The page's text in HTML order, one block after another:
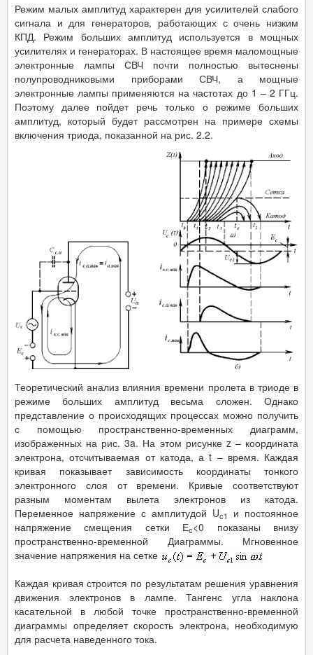
Режим малых амплитуд характерен для усилителей слабого
сигнала и для генераторов, работающих с очень низким
КПД. Режим больших амплитуд используется в мощных
усилителях и генераторах. В настоящее время маломощные
электронные лампы СВЧ почти полностью вытеснены
полупроводниковыми приборами СВЧ, а мощные
электронные лампы применяются на частотах до 1 – 2 ГГц.
Поэтому далее пойдет речь только о режиме больших
амплитуд, который будет рассмотрен на примере схемы
включения триода, показанной на рис. 2.2.
Теоретический анализ влияния времени пролета в триоде в
режиме больших амплитуд весьма сложен. Однако
представление о происходящих процессах можно получить
с помощью пространственно-временных диаграмм,
изображенных на рис. 3a. На этом рисунке z – координата
электрона, отсчитываемая от катода, а t – время. Каждая
кривая показывает зависимость координаты тонкого
электронного слоя от времени. Кривые соответствуют
разным моментам вылета электронов из катода.
Переменное напряжение с амплитудой Uс1
и постоянное
напряжение смещения сетки Ес<0 показаны внизу
пространственно-временной Диаграммы. Мгновенное
значение напряжения на сетке
Каждая кривая строится по результатам решения уравнения
движения электронов в лампе. Тангенс угла наклона
касательной в любой точке пространственно-временной
диаграммы определяет скорость электрона, необходимую
для расчета наведенного тока.